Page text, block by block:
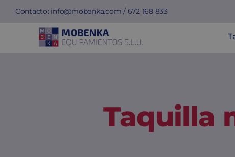
Saltar
contenido
Contacto: info@mobenka.com / 672 168 833
Taquilla